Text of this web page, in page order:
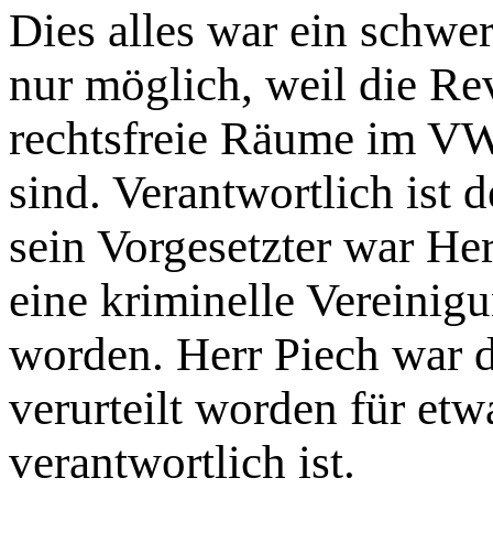
Dies alles war ein
nur möglich, weil die
rechtsfreie Räume im
sind. Verantwortlich ist
sein Vorgesetzter war
eine kriminelle
worden. Herr Piech war
verurteilt worden für
verantwortlich ist.